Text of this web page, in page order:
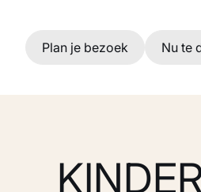
Ga naar hoofdinhoud
Plan je bezoek Nu te